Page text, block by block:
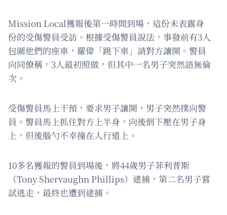
Mission Local獲報後第一時間到場，這份未表露身
份的受傷警員受訪。根據受傷警員說法，事發前有3人
包圍他們的座車，羅偉「跳下車」請對方讓開。警員
向同僚稱，3人最初照做，但其中一名男子突然語無倫
次。
受傷警員馬上干預，要求男子讓開，男子突然撲向警
員。警員馬上抓住對方上半身，向後倒下壓在男子身
上，但後腦勺不幸撞在人行道上。
10多名獲報的警員到場後，將44歲男子菲利普斯
（Tony Shervaughn Phillips）逮捕，第二名男子嘗
試逃走，最終也遭到逮捕。